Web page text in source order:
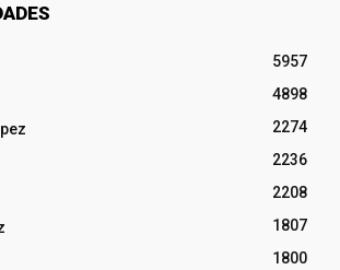
5957
4898
2274
2236
2208
1807
1800